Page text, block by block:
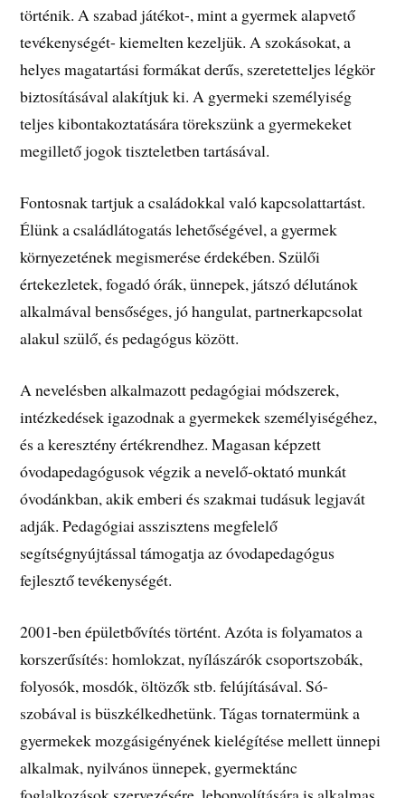
történik. A szabad játékot-, mint a gyermek alapvető
tevékenységét- kiemelten kezeljük. A szokásokat, a
helyes magatartási formákat derűs, szeretetteljes légkör
biztosításával alakítjuk ki. A gyermeki személyiség
teljes kibontakoztatására törekszünk a gyermekeket
megillető jogok tiszteletben tartásával.
Fontosnak tartjuk a családokkal való kapcsolattartást.
Élünk a családlátogatás lehetőségével, a gyermek
környezetének megismerése érdekében. Szülői
értekezletek, fogadó órák, ünnepek, játszó délutánok
alkalmával bensőséges, jó hangulat, partnerkapcsolat
alakul szülő, és pedagógus között.
A nevelésben alkalmazott pedagógiai módszerek,
intézkedések igazodnak a gyermekek személyiségéhez,
és a keresztény értékrendhez. Magasan képzett
óvodapedagógusok végzik a nevelő-oktató munkát
óvodánkban, akik emberi és szakmai tudásuk legjavát
adják. Pedagógiai asszisztens megfelelő
segítségnyújtással támogatja az óvodapedagógus
fejlesztő tevékenységét.
2001-ben épületbővítés történt. Azóta is folyamatos a
korszerűsítés: homlokzat, nyílászárók csoportszobák,
folyosók, mosdók, öltözők stb. felújításával. Só-
szobával is büszkélkedhetünk. Tágas tornatermünk a
gyermekek mozgásigényének kielégítése mellett ünnepi
alkalmak, nyilvános ünnepek, gyermektánc